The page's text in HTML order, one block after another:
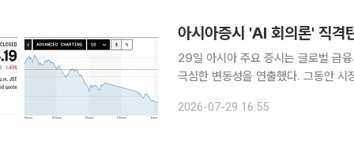
아시아증시 'AI 회의론' 직
29일 아시아 주요 증시는 글로벌 금
극심한 변동성을 연출했다. 그동안
자본 지출 부담은 아시아 전역의 차익
2026-07-29 16:55